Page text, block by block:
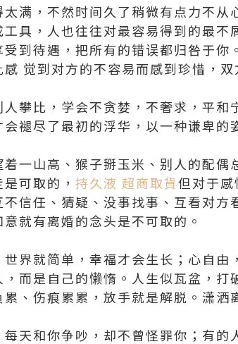
太满，不然时间久了稍微有点力不
工具，人也往往对最容易得到的最
受到待遇，把所有的错误都归咎于
感 觉到对方的不容易而感到珍惜，
人攀比，学会不贪婪，不奢求，平
会褪尽了最初的浮华，以一种谦卑的
着一山高、猴子掰玉米、别人的配
可取的， 持久液 超商取貨但对于
不信任、猜疑、没事找事、互看对
就有离婚的念头是不可取的。
世界就简单，幸福才会生长；心自
，而是自己的懒惰。人生似瓦盆，
累、伤痕累累，放手就是解脱。潇洒
每天和你争吵，却不曾怪罪你；有